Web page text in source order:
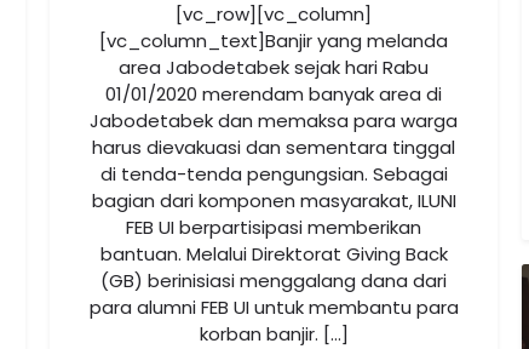
[vc_row][vc_column]
[vc_column_text]Banjir yang melanda
area Jabodetabek sejak hari Rabu
01/01/2020 merendam banyak area di
Jabodetabek dan memaksa para warga
harus dievakuasi dan sementara tinggal
di tenda-tenda pengungsian. Sebagai
bagian dari komponen masyarakat, ILUNI
FEB UI berpartisipasi memberikan
bantuan. Melalui Direktorat Giving Back
(GB) berinisiasi menggalang dana dari
para alumni FEB UI untuk membantu para
korban banjir. […]